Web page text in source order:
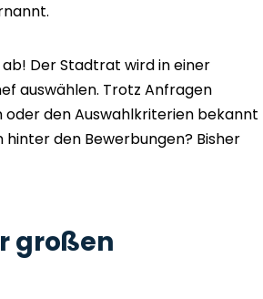
Der Stadtrat wird in einer
auswählen. Trotz Anfragen
oder den Auswahlkriterien bekannt
den Bewerbungen? Bisher
großen